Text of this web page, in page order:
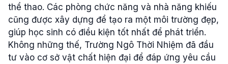
thể thao. Các phòng chức năng và nhà năng khiếu
cũng được xây dựng để tạo ra một môi trường đẹp,
giúp học sinh có điều kiện tốt nhất để phát triển.
Không những thế, Trường Ngô Thời Nhiệm đã đầu
tư vào cơ sở vật chất hiện đại để đáp ứng yêu cầu